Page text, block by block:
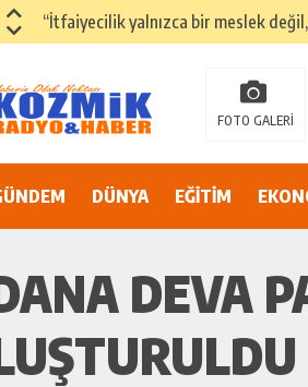
“İtfaiyecilik yalnızca bir meslek
81 İLDE ORTAK ÇAĞRI: “EŞİT VE ADİL
Adana’nın Göbeğinde Güvenlik
FOTO GALERİ
DÜNYA EĞİTİM
DEVA